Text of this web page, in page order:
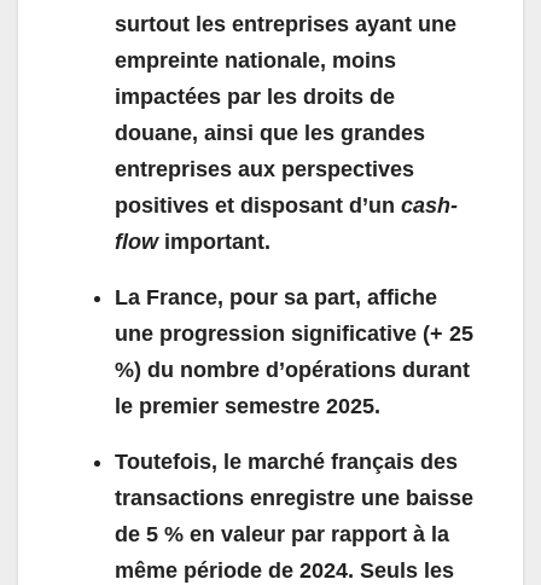
surtout les entreprises ayant une
empreinte nationale, moins
impactées par les droits de
douane, ainsi que les grandes
entreprises aux perspectives
positives et disposant d’un cash-
flowimportant.
La France, pour sa part, affiche
une progression significative (+ 25
%) du nombre d’opérations durant
le premier semestre 2025.
Toutefois, le marché français des
transactions enregistre une baisse
de 5 % en valeur par rapport à la
même période de 2024. Seuls les